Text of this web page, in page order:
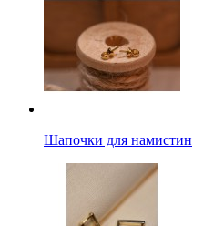
Шапочки для намистин